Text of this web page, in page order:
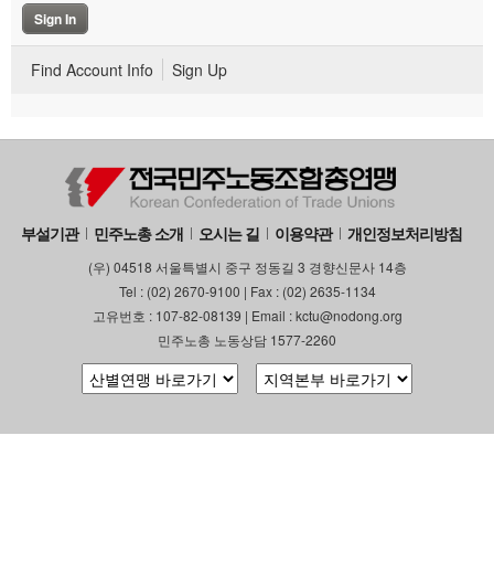
Find Account Info Sign Up
부설기관 민주노총 소개 오시는 길 이용약관 개인정보처리방침
(우) 04518 서울특별시 중구 정동길 3 경향신문사 14층
Tel : (02) 2670-9100 | Fax : (02) 2635-1134
고유번호 : 107-82-08139 | Email : kctu@nodong.org
민주노총 노동상담 1577-2260